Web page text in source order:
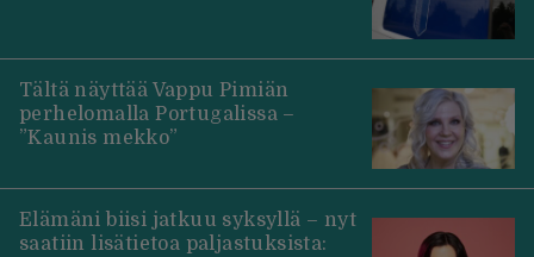
Tältä näyttää Vappu Pimiän
perhelomalla Portugalissa –
”Kaunis mekko”
Elämäni biisi jatkuu syksyllä – nyt
saatiin lisätietoa paljastuksista: